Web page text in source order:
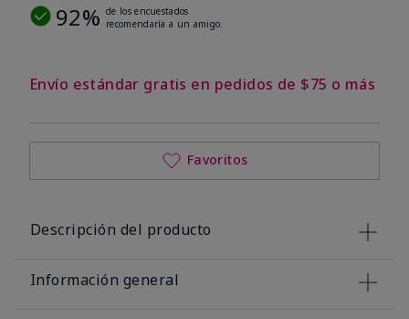
92% de los encuestados
recomendaría a un amigo.
Envío estándar gratis en pedidos de $75 o más
Favoritos
Descripción del producto
Información general